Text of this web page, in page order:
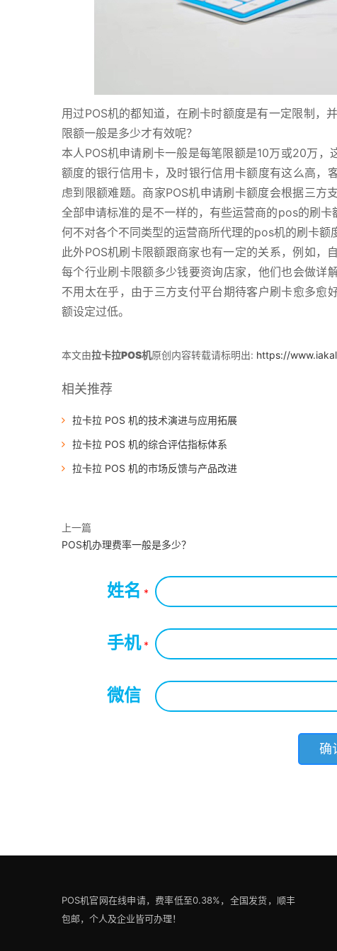
用过POS机的都知道，在刷卡时额度是有一定限制，
限额一般是多少才有效呢？
本人POS机申请刷卡一般是每笔限额是10万或20万
额度的银行信用卡，及时银行信用卡额度有这么高，
虑到限额难题。商家POS机申请刷卡额度会根据三方
全部申请标准的是不一样的，有些运营商的pos的刷
何不对各个不同类型的运营商所代理的pos机的刷卡额
此外POS机刷卡限额跟商家也有一定的关系，例如
每个行业刷卡限额多少钱要资询店家，他们也会做详
不用太在乎，由于三方支付平台期待客户刷卡愈多愈
额设定过低。
本文由拉卡拉POS机原创内容转载请标明出: https://
相关推荐
拉卡拉 POS 机的技术演进与应用拓展
拉卡拉 POS 机的综合评估指标体系
拉卡拉 POS 机的市场反馈与产品改进
上一篇
POS机办理费率一般是多少？
姓名 *
手机*
微信
POS机官网在线申请，费率低至0.38%，全国发货，顺丰
包邮，个人及企业皆可办理！